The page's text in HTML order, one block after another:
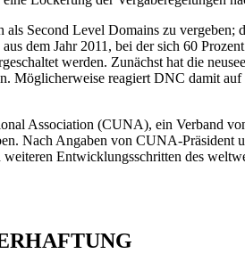
Second Level Domains zu
dem Jahr 2011, bei der sich 60
werden. Zunächst hat die
Möglicherweise reagiert DNC damit
Association (CUNA), ein Verband
Nach Angaben von CUNA-
Entwicklungsschritten des